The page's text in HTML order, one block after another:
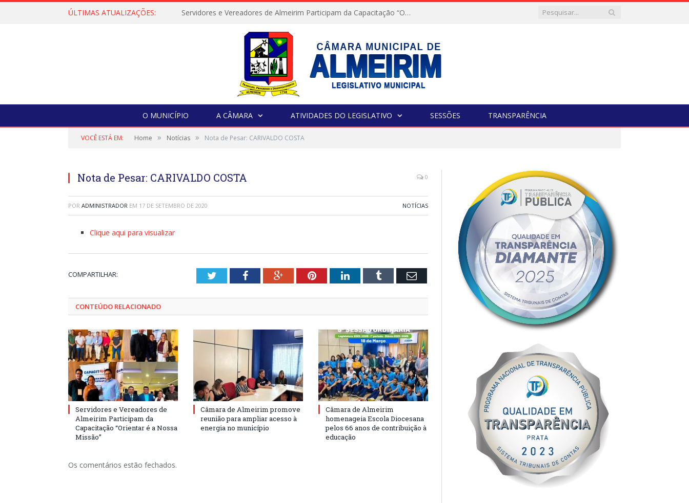
ÚLTIMAS ATUALIZAÇÕES: Servidores e Vereadores de Almeirim Participam da Capacitação “Orientar é a Nossa Missão”
O MUNICÍPIO A CÂMARA ATIVIDADES DO LEGISLATIVO SESSÕES TRANSPARÊNCIA
VOCÊ ESTÁ EM: Home » Notícias » Nota de Pesar: CARIVALDO COSTA
Nota de Pesar: CARIVALDO COSTA 0
POR ADMINISTRADOR EM 17 DE SETEMBRO DE 2020 NOTÍCIAS
Clique aqui para visualizar
COMPARTILHAR: TwitterFacebookGoogle+PinterestLinkedInTumblr Email
CONTEÚDO RELACIONADO
Servidores e Vereadores de
Almeirim Participam da
Capacitação “Orientar é a Nossa
Missão”
Câmara de Almeirim promove
reunião para ampliar acesso à
energia no município
Câmara de Almeirim
homenageia Escola Diocesana
pelos 66 anos de contribuição à
educação
Os comentários estão fechados.